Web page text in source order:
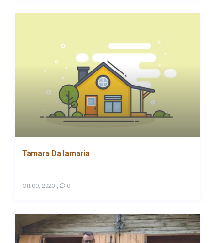
Tamara Dallamaria
...
Ott 09, 2023 , 0